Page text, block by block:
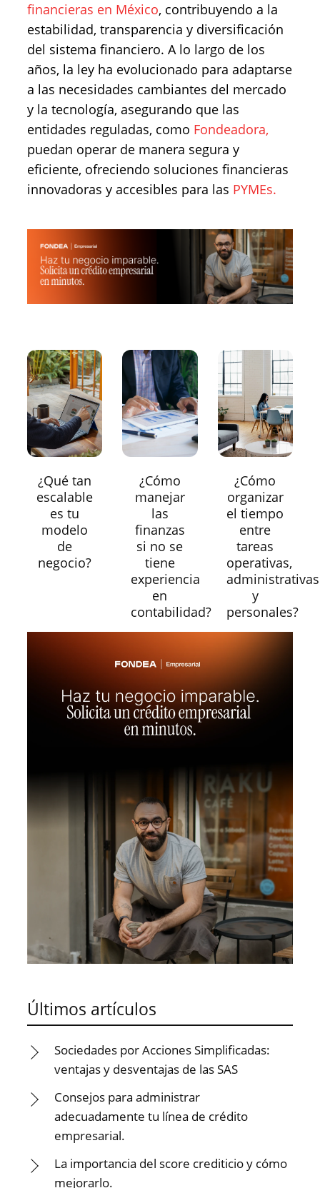
financieras en México, contribuyendo a la
estabilidad, transparencia y diversificación
del sistema financiero. A lo largo de los
años, la ley ha evolucionado para adaptarse
a las necesidades cambiantes del mercado
y la tecnología, asegurando que las
entidades reguladas, como Fondeadora,
puedan operar de manera segura y
eficiente, ofreciendo soluciones financieras
innovadoras y accesibles para las PYMEs.
¿Qué tan
escalable
es tu
modelo
de
negocio?
¿Cómo
manejar
las
finanzas
si no se
tiene
experiencia
en
contabilidad?
¿Cómo
organizar
el tiempo
entre
tareas
operativas,
administrativas
y
personales?
Últimos artículos
Sociedades por Acciones Simplificadas:
ventajas y desventajas de las SAS
Consejos para administrar
adecuadamente tu línea de crédito
empresarial.
La importancia del score crediticio y cómo
mejorarlo.